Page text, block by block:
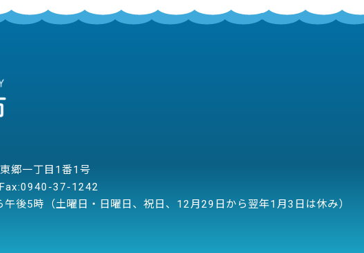
郷一丁目1番1号
37-1242
後5時（土曜日・日曜日、祝日、12月29日から翌年1月3日は休み）